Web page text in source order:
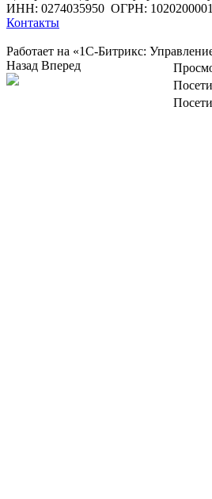
ИНН: 0274035950 ОГРН:
Контакты
Работает на «1С-Битрикс:
Назад Вперед